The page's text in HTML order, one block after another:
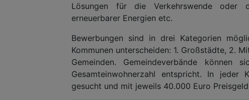
Lösungen für die Verkehrswende oder
erneuerbarer Energien etc.
Bewerbungen sind in drei Kategorien
Kommunen unterscheiden: 1. Großstädte, 2.
Gemeinden. Gemeindeverbände
Gesamteinwohnerzahl entspricht. In jeder
gesucht und mit jeweils 40.000 Euro